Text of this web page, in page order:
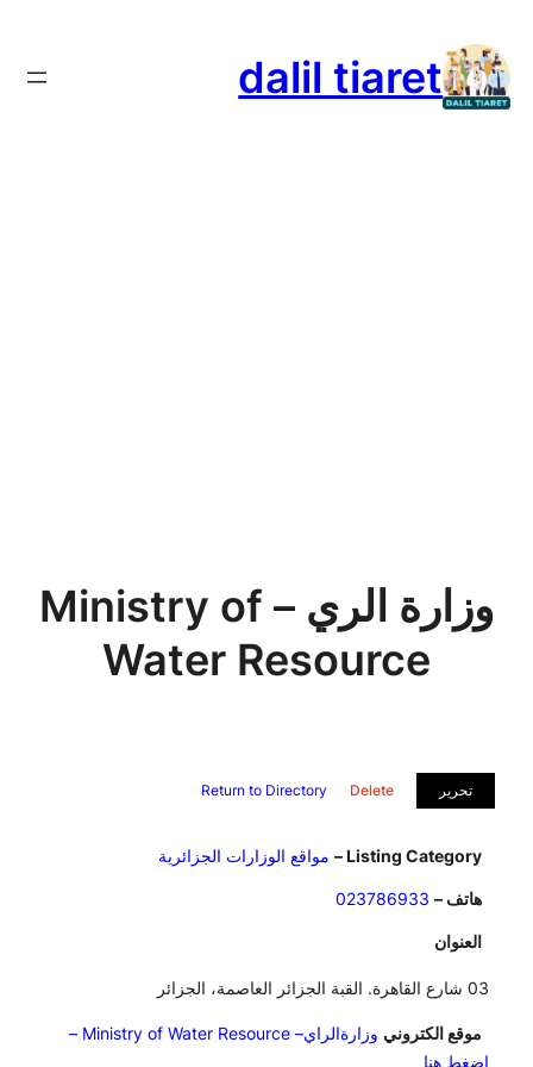
إلى
المحتوى
dalil tiaret
وزارة الري – Ministry of
Water Resource
تحرير Delete
Return to Directory
Listing Category – مواقع الوزارات الجزائرية
هاتف – 023786933
العنوان
03 شارع القاهرة. القبة الجزائر العاصمة، الجزائر
موقع الكتروني
وزارةالراي– Ministry of Water Resource –
اضغط هنا